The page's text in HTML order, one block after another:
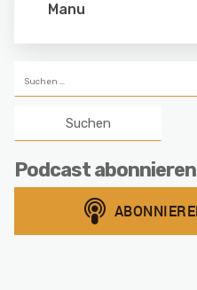
Manu
nach:
Podcast abonnieren